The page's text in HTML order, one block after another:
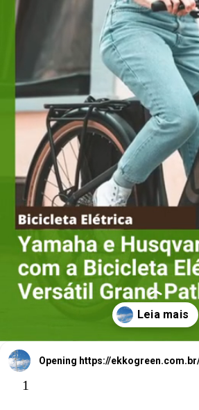
Yam
aha e
Husqvarna
Inovam
com
a
Bicicleta
Elétrica Versátil
Grand Pather
Opening
1